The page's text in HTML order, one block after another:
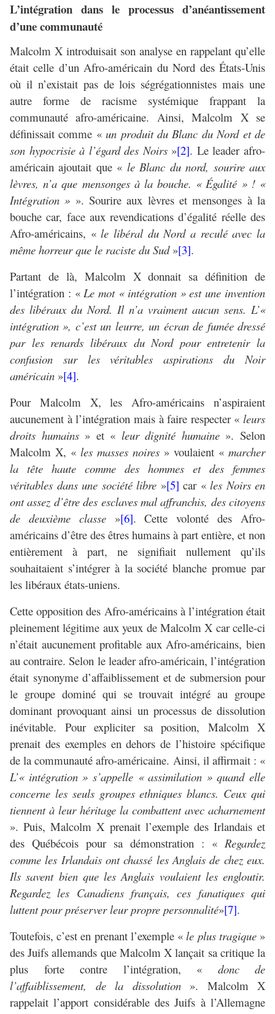
L’intégration dans le processus d’anéantissement
d’une communauté
Malcolm X introduisait son analyse en rappelant qu’elle
était celle d’un Afro-américain du Nord des États-Unis
où il n’existait pas de lois ségrégationnistes mais une
autre forme de racisme systémique frappant la
communauté afro-américaine. Ainsi, Malcolm X se
définissait comme «un produit du Blanc du Nord et de
son hypocrisie à l’égard des Noirs»[2]. Le leader afro-
américain ajoutait que « le Blanc du nord, sourire aux
lèvres, n’a que mensonges à la bouche. « Égalité » ! «
Intégration » ». Sourire aux lèvres et mensonges à la
bouche car, face aux revendications d’égalité réelle des
Afro-américains, «le libéral du Nord a reculé avec la
même horreur que le raciste du Sud»[3].
Partant de là, Malcolm X donnait sa définition de
l’intégration : «Le mot « intégration » est une invention
des libéraux du Nord. Il n’a vraiment aucun sens. L’«
intégration », c’est un leurre, un écran de fumée dressé
par les renards libéraux du Nord pour entretenir la
confusion sur les véritables aspirations du Noir
américain »[4].
Pour Malcolm X, les Afro-américains n’aspiraient
aucunement à l’intégration mais à faire respecter « leurs
droits humains» et « leur dignité humaine». Selon
Malcolm X, « les masses noires » voulaient « marcher
la tête haute comme des hommes et des femmes
véritables dans une société libre »[5] car « les Noirs en
ont assez d’être des esclaves mal affranchis, des citoyens
de deuxième classe»[6]. Cette volonté des Afro-
américains d’être des êtres humains à part entière, et non
entièrement à part, ne signifiait nullement qu’ils
souhaitaient s’intégrer à la société blanche promue par
les libéraux états-uniens.
Cette opposition des Afro-américains à l’intégration était
pleinement légitime aux yeux de Malcolm X car celle-ci
n’était aucunement profitable aux Afro-américains, bien
au contraire. Selon le leader afro-américain, l’intégration
était synonyme d’affaiblissement et de submersion pour
le groupe dominé qui se trouvait intégré au groupe
dominant provoquant ainsi un processus de dissolution
inévitable. Pour expliciter sa position, Malcolm X
prenait des exemples en dehors de l’histoire spécifique
de la communauté afro-américaine. Ainsi, il affirmait : «
L’« intégration » s’appelle « assimilation » quand elle
concerne les seuls groupes ethniques blancs. Ceux qui
tiennent à leur héritage la combattent avec acharnement
». Puis, Malcolm X prenait l’exemple des Irlandais et
des Québécois pour sa démonstration : « Regardez
comme les Irlandais ont chassé les Anglais de chez eux.
Ils savent bien que les Anglais voulaient les engloutir.
Regardez les Canadiens français, ces fanatiques qui
luttent pour préserver leur propre personnalité»[7].
Toutefois, c’est en prenant l’exemple «le plus tragique»
des Juifs allemands que Malcolm X lançait sa critique la
plus forte contre l’intégration, « donc de
l’affaiblissement, de la dissolution». Malcolm X
rappelait l’apport considérable des Juifs à l’Allemagne